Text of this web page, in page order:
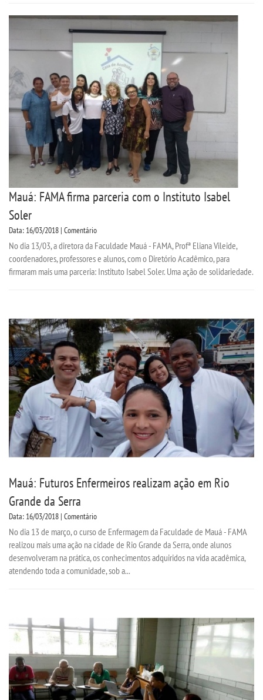
Mauá: FAMA firma parceria com o Instituto Isabel
Soler
Data: 16/03/2018 | Comentário
No dia 13/03, a diretora da Faculdade Mauá - FAMA, Profª Eliana Vileide,
coordenadores, professores e alunos, com o Diretório Acadêmico, para
firmaram mais uma parceria: Instituto Isabel Soler. Uma ação de solidariedade.
Mauá: Futuros Enfermeiros realizam ação em Rio
Grande da Serra
Data: 16/03/2018 | Comentário
No dia 13 de março, o curso de Enfermagem da Faculdade de Mauá - FAMA
realizou mais uma ação na cidade de Rio Grande da Serra, onde alunos
desenvolveram na prática, os conhecimentos adquiridos na vida acadêmica,
atendendo toda a comunidade, sob a...